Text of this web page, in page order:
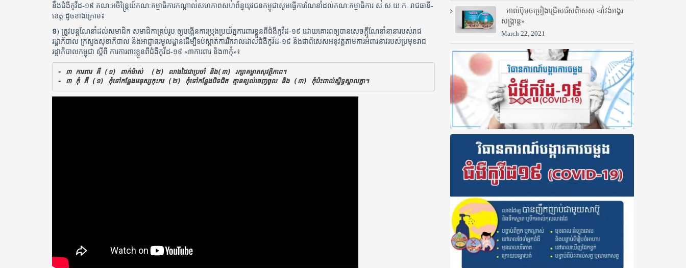
នឹងជំងឺកូវីដ-១៩ គណៈអចិន្រ្តៃយ៍គណៈកម្មាធិការកណ្ដាលសហភាពសហព័ន្ធ​យុវជនកម្ពុជាសូមធ្វើការណែនាំដល់គណៈកម្មាធិការ ស.ស.យ.ក. រាជធានី-
ខេត្ត ដូចខាងក្រោម៖
១) ត្រូវបន្តណែនាំដល់សមាជិក សមាជិកាគ្រប់រូប ឲ្យបង្កើនការប្រុងប្រយ័ត្នការពារខ្លួនពីជំងឺកូវីដ-១៩ ដោយគោរពឲ្យបានសេចក្ដីណែនាំនានារបស់រាជ
រដ្ឋាភិបាល ក្រសួងសុខាភិបាល និងអាជ្ញាធរមូលដ្ឋានដើម្បីទប់ស្កាត់ការរីករាលដាលជំងឺកូវីដ-១៩ និងជាពិសេសអនុវត្តតាមការអំពាវនាវរបស់ប្រមុខរាជ
រដ្ឋាភិបាលកម្ពុជា ស្តីពី ការការពារខ្លួនពីជំងឺកូវីដ-១៩ «៣ការពារ និង៣កុំ»៖
- ៣ ការពារ គឺ (១) ពាក់ម៉ាស់  (២) លាងដៃជាប្រចាំ និង(៣) រក្សាគម្លាតសុវត្ថិភាព។
- ៣ កុំ គឺ (១) កុំទៅកន្លែងមនុស្សកុះករ (២) កុំទៅកន្លែងបិទជិត គ្មានខ្យល់ចេញចូល និង (៣) កុំប៉ះពាល់ស្និទ្ធស្នាលគ្នា។
អាល់ប៊ុមចម្រៀងជ្រើសរើសពិសេស «រាំវង់អង្គរ
សង្ក្រាន្ត»
March 22, 2021